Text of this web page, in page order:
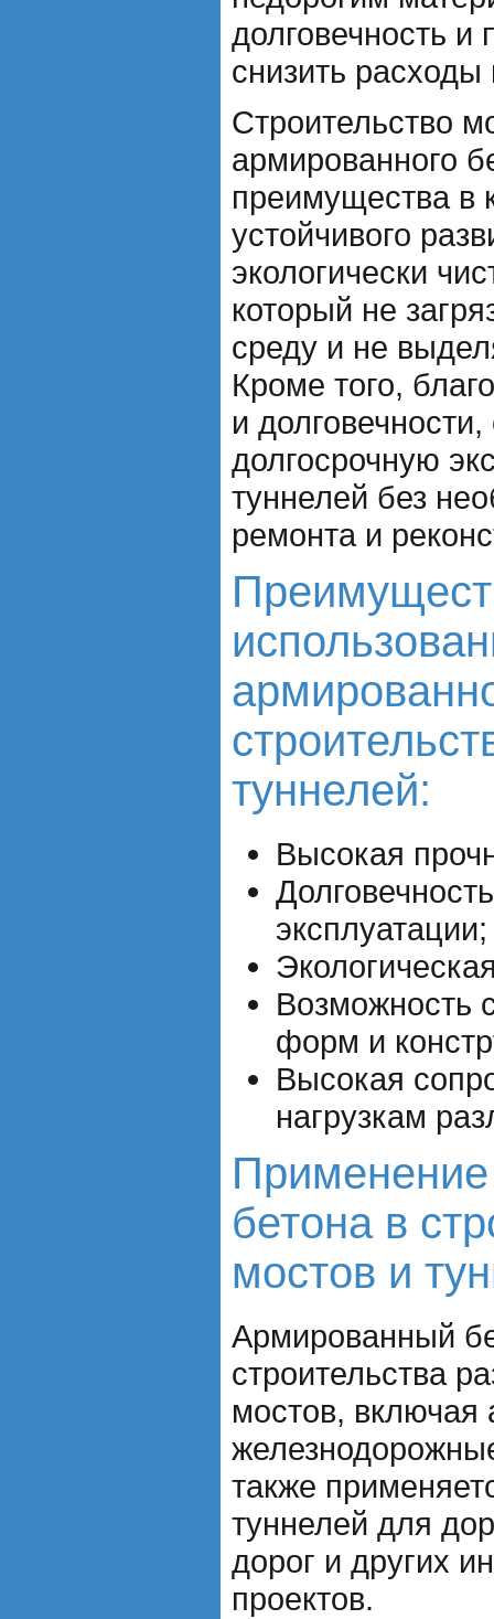
долговечность и
снизить
Строительство
армированного
преимущества в
устойчивого
экологически
который не
среду и не
Кроме того,
и
долгосрочную
туннелей без
ремонта и
туннелей:
Высокая
эксплуатации;
Возможность
форм и
Высокая
нагрузкам
бетона в
мостов и
Армированный
строительства
мостов,
также
туннелей для
дорог и других
проектов.